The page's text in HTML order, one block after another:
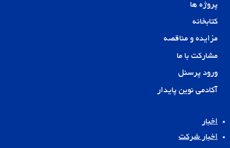
پروژه ها
کتابخانه
مزایده و مناقصه
مشارکت با ما
ورود پرسنل
آکادمی نوین پایدار
اخبار
اخبار شرکت